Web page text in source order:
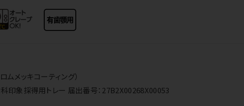
メッキコーティング）
印象採得用トレー 届出番号：27B2X00268X00053